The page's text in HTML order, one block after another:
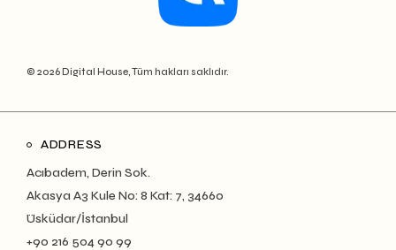
© 2026 Digital House, Tüm hakları saklıdır.
ADDRESS
Acıbadem, Derin Sok.
Akasya A3 Kule No: 8 Kat: 7, 34660
Üsküdar/İstanbul
+90 216 504 90 99